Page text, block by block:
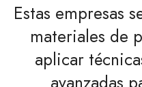
Estas empresas
materiales de
aplicar